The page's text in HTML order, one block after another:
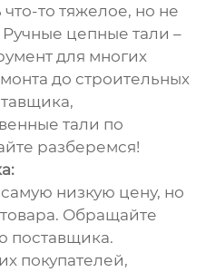
то тяжелое, но не
Ручные цепные тали –
для многих
до строительных
тали по
разберемся!
низкую цену, но
товара. Обращайте
поставщика.
покупателей,